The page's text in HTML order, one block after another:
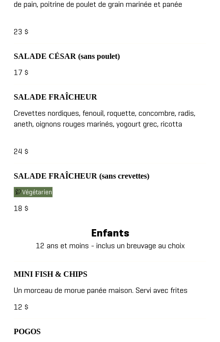
de pain, poitrine de poulet de grain marinée et panée
23 $
SALADE CÉSAR (sans poulet)
17 $
SALADE FRAÎCHEUR
Crevettes nordiques, fenouil, roquette, concombre, radis,
aneth, oignons rouges marinés, yogourt grec, ricotta
24 $
SALADE FRAÎCHEUR (sans crevettes)
18 $
Végétarien
Enfants
12 ans et moins - inclus un breuvage au choix
MINI FISH & CHIPS
Un morceau de morue panée maison. Servi avec frites
12 $
POGOS